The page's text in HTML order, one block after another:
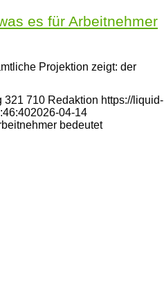
es für Arbeitnehmer
Projektion zeigt: der
321 710 Redaktion https://liquid-
2026-04-14
bedeutet